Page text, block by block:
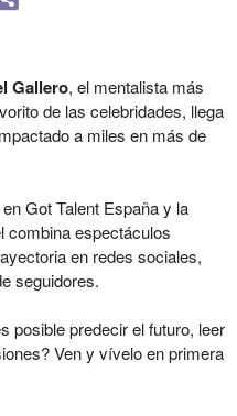
Gallero, el mentalista más
de las celebridades, llega
a miles en más de
Got Talent España y la
combina espectáculos
en redes sociales,
seguidores.
posible predecir el futuro, leer
Ven y vívelo en primera